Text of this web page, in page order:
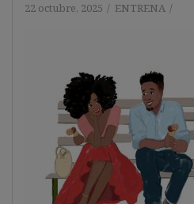
22 octubre, 2025 ENTRENA